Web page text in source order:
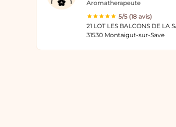
Aromatherapeute
5/5 (18 avis)
31530 Montaigut-sur-Save